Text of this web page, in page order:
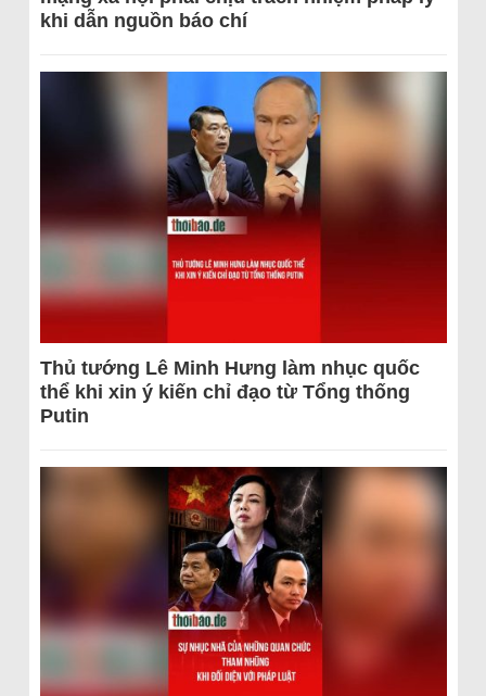
khi dẫn nguồn báo chí
Thủ tướng Lê Minh Hưng làm nhục quốc
thể khi xin ý kiến chỉ đạo từ Tổng thống
Putin